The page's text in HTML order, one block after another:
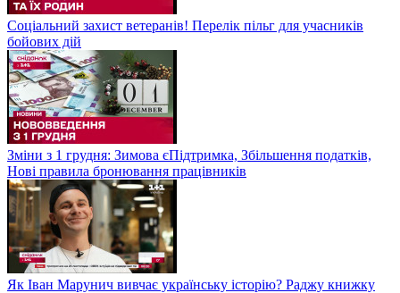
Соціальний захист ветеранів! Перелік пільг для учасників
бойових дій
Зміни з 1 грудня: Зимова єПідтримка, Збільшення податків,
Нові правила бронювання працівників
Як Іван Марунич вивчає українську історію? Раджу книжку